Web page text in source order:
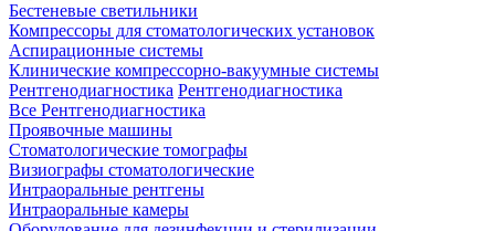
Бестеневые светильники
Компрессоры для стоматологических установок
Аспирационные системы
Клинические компрессорно-вакуумные системы
Рентгенодиагностика Рентгенодиагностика
Все Рентгенодиагностика
Проявочные машины
Стоматологические томографы
Визиографы стоматологические
Интраоральные рентгены
Интраоральные камеры